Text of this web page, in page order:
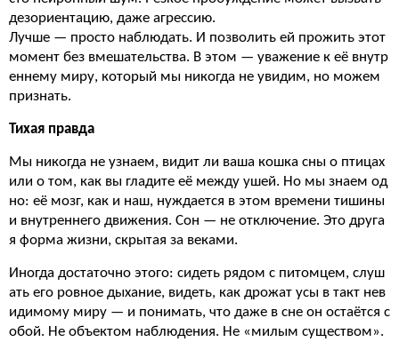
дезориентацию, даже агрессию.
Лучше — просто наблюдать. И позволить ей прожить этот
момент без вмешательства. В этом — уважение к её внутр
еннему миру, который мы никогда не увидим, но можем
признать.
Тихая правда
Мы никогда не узнаем, видит ли ваша кошка сны о птицах
или о том, как вы гладите её между ушей. Но мы знаем од
но: её мозг, как и наш, нуждается в этом времени тишины
и внутреннего движения. Сон — не отключение. Это друга
я форма жизни, скрытая за веками.
Иногда достаточно этого: сидеть рядом с питомцем, слуш
ать его ровное дыхание, видеть, как дрожат усы в такт нев
идимому миру — и понимать, что даже в сне он остаётся с
обой. Не объектом наблюдения. Не «милым существом».